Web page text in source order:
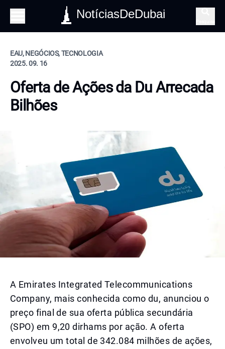
NotíciasDeDubai
EAU, NEGÓCIOS, TECNOLOGIA
2025. 09. 16
Oferta de Ações da Du Arrecada
Bilhões
A Emirates Integrated Telecommunications
Company, mais conhecida como du, anunciou o
preço final de sua oferta pública secundária
(SPO) em 9,20 dirhams por ação. A oferta
envolveu um total de 342.084 milhões de ações,